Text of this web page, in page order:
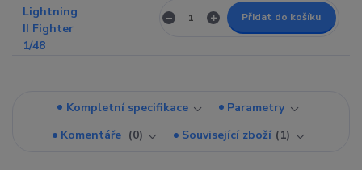
Přidat do košíku
Kompletní specifikace
Parametry
Komentáře
0 Související zboží 1